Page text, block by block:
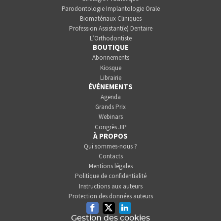
Parodontologie Implantologie Orale
Biomatériaux Cliniques
Profession Assistant(e) Dentaire
L’Orthodontiste
BOUTIQUE
Abonnements
Kiosque
Librairie
ÉVÉNEMENTS
Agenda
Grands Prix
Webinars
Congrès JIP
À PROPOS
Qui sommes-nous ?
Contacts
Mentions légales
Politique de confidentialité
Instructions aux auteurs
Protection des données auteurs
FacebookTwitterLinkedin
Gestion des cookies